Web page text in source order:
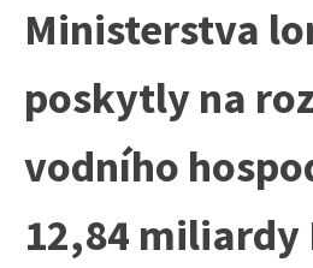
Ministerstva
poskytly na
vodního
12,84 miliardy